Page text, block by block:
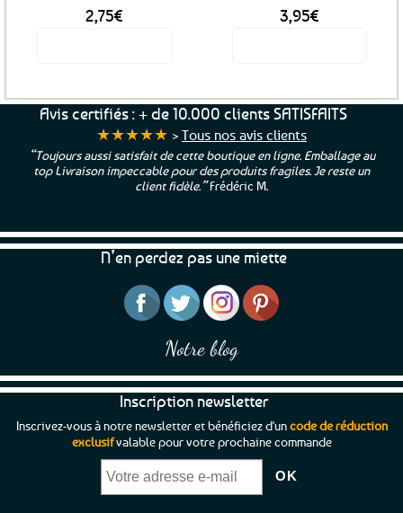
2,75€ 3,95€
Avis certifiés : + de 10.000 clients SATISFAITS
★★★★★ > Tous nos avis clients
“Toujours aussi satisfait de cette boutique en ligne. Emballage au
top Livraison impeccable pour des produits fragiles. Je reste un
client fidèle.”Frédéric M.
N’en perdez pas une miette
Notre blog
Inscription newsletter
Inscrivez-vous à notre newsletter et bénéficiez d'uncode de réduction
exclusifvalable pour votre prochaine commande